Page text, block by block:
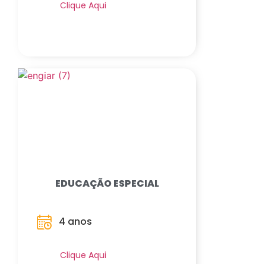
Clique Aqui
EDUCAÇÃO ESPECIAL
4 anos
Clique Aqui